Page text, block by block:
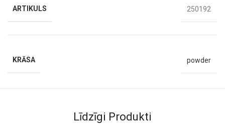
ARTIKULS 250192
KRĀSA powder
Līdzīgi Produkti